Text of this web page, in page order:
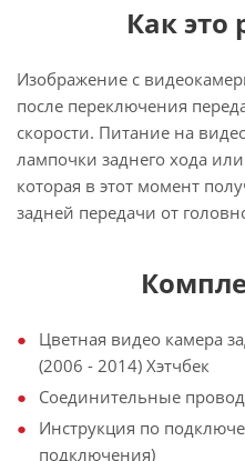
Как это
Изображение с
после переключения
скорости. Питание на
лампочки заднего хода
которая в этот момент
задней передачи от
Цветная видео камера
(2006 - 2014) Хэтчбек
Соединительные
Инструкция по
подключения)